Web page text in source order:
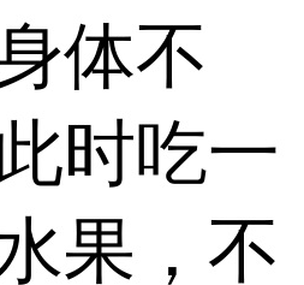
体不
时吃一
果，不